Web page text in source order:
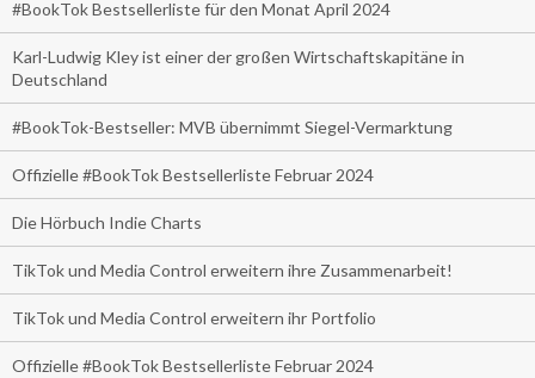
#BookTok Bestsellerliste für den Monat April 2024
Karl-Ludwig Kley ist einer der großen Wirtschaftskapitäne in
Deutschland
#BookTok-Bestseller: MVB übernimmt Siegel-Vermarktung
Offizielle #BookTok Bestsellerliste Februar 2024
Die Hörbuch Indie Charts
TikTok und Media Control erweitern ihre Zusammenarbeit!
TikTok und Media Control erweitern ihr Portfolio
Offizielle #BookTok Bestsellerliste Februar 2024